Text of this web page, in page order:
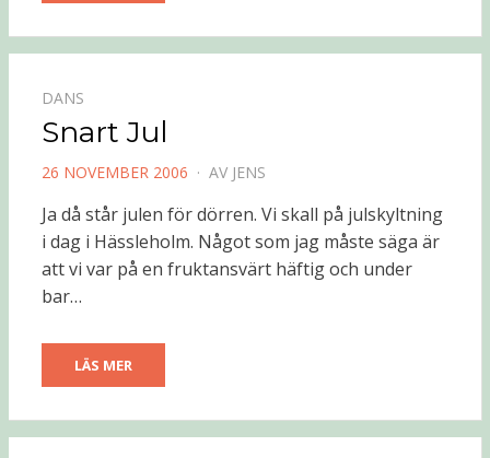
DANS
Snart Jul
PUBLICERAD
26 NOVEMBER 2006 AV JENS
Ja då står julen för dörren. Vi skall på julskyltning
i dag i Hässleholm. Något som jag måste säga är
att vi var på en fruktansvärt häftig och under
bar…
LÄS MER